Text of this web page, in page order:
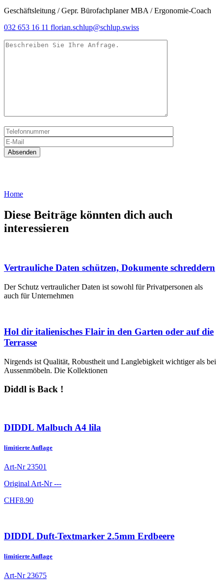
Geschäftsleitung / Gepr. Bürofachplaner MBA / Ergonomie-Coach
032 653 16 11 florian.schlup@schlup.swiss
Home
Diese Beiträge könnten dich auch
interessieren
Vertrauliche Daten schützen, Dokumente schreddern
Der Schutz vertraulicher Daten ist sowohl für Privatpersonen als
auch für Unternehmen
Hol dir italienisches Flair in den Garten oder auf die
Terrasse
Nirgends ist Qualität, Robustheit und Langlebigkeit wichtiger als bei
Aussenmöbeln. Die Kollektionen
Diddl is Back !
DIDDL Malbuch A4 lila
limitierte Auflage
Art-Nr 23501
Original Art-Nr---
CHF8.90
DIDDL Duft-Textmarker 2.5mm Erdbeere
limitierte Auflage
Art-Nr 23675